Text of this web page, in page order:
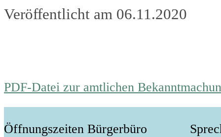
Veröffentlicht am 06.11.2020
PDF-Datei zur amtlichen
Öffnungszeiten Bürgerbüro